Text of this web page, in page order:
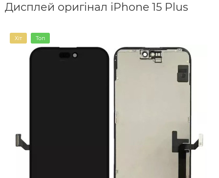
Дисплей оригінал iPhone 15 Plus
Хіт Топ